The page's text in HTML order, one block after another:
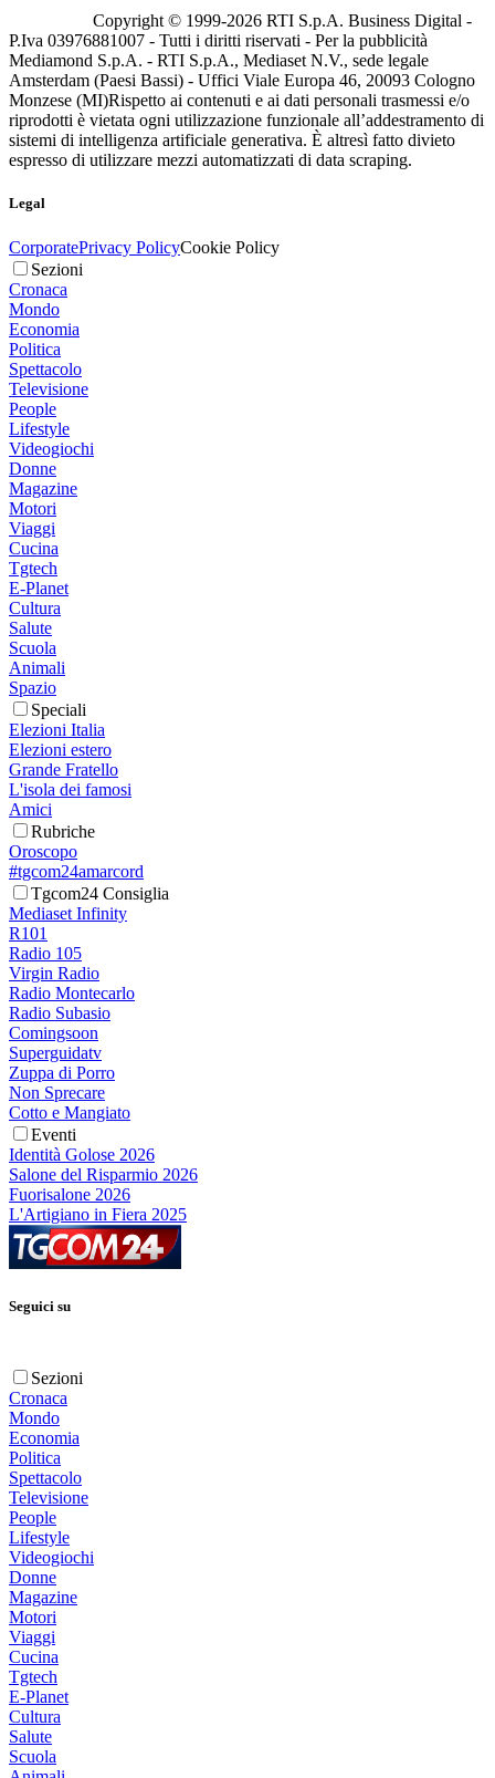
Copyright © 1999-2026 RTI S.p.A. Business Digital -
P.Iva 03976881007 - Tutti i diritti riservati - Per la pubblicità
Mediamond S.p.A. - RTI S.p.A., Mediaset N.V., sede legale
Amsterdam (Paesi Bassi) - Uffici Viale Europa 46, 20093 Cologno
Monzese (MI)Rispetto ai contenuti e ai dati personali trasmessi e/o
riprodotti è vietata ogni utilizzazione funzionale all’addestramento di
sistemi di intelligenza artificiale generativa. È altresì fatto divieto
espresso di utilizzare mezzi automatizzati di data scraping.
Legal
CorporatePrivacy PolicyCookie Policy
Sezioni
Cronaca
Mondo
Economia
Politica
Spettacolo
Televisione
People
Lifestyle
Videogiochi
Donne
Magazine
Motori
Viaggi
Cucina
Tgtech
E-Planet
Cultura
Salute
Scuola
Animali
Spazio
Speciali
Elezioni Italia
Elezioni estero
Grande Fratello
L'isola dei famosi
Amici
Rubriche
Oroscopo
#tgcom24amarcord
Tgcom24 Consiglia
Mediaset Infinity
R101
Radio 105
Virgin Radio
Radio Montecarlo
Radio Subasio
Comingsoon
Superguidatv
Zuppa di Porro
Non Sprecare
Cotto e Mangiato
Eventi
Identità Golose 2026
Salone del Risparmio 2026
Fuorisalone 2026
L'Artigiano in Fiera 2025
Seguici su
Sezioni
Cronaca
Mondo
Economia
Politica
Spettacolo
Televisione
People
Lifestyle
Videogiochi
Donne
Magazine
Motori
Viaggi
Cucina
Tgtech
E-Planet
Cultura
Salute
Scuola